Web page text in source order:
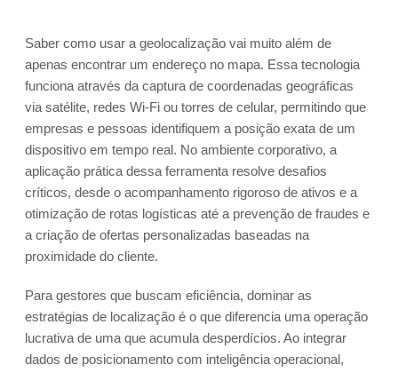
Saber como usar a geolocalização vai muito além de
apenas encontrar um endereço no mapa. Essa tecnologia
funciona através da captura de coordenadas geográficas
via satélite, redes Wi-Fi ou torres de celular, permitindo que
empresas e pessoas identifiquem a posição exata de um
dispositivo em tempo real. No ambiente corporativo, a
aplicação prática dessa ferramenta resolve desafios
críticos, desde o acompanhamento rigoroso de ativos e a
otimização de rotas logísticas até a prevenção de fraudes e
a criação de ofertas personalizadas baseadas na
proximidade do cliente.
Para gestores que buscam eficiência, dominar as
estratégias de localização é o que diferencia uma operação
lucrativa de uma que acumula desperdícios. Ao integrar
dados de posicionamento com inteligência operacional,